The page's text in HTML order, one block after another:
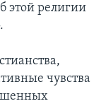
этой религии
чувства